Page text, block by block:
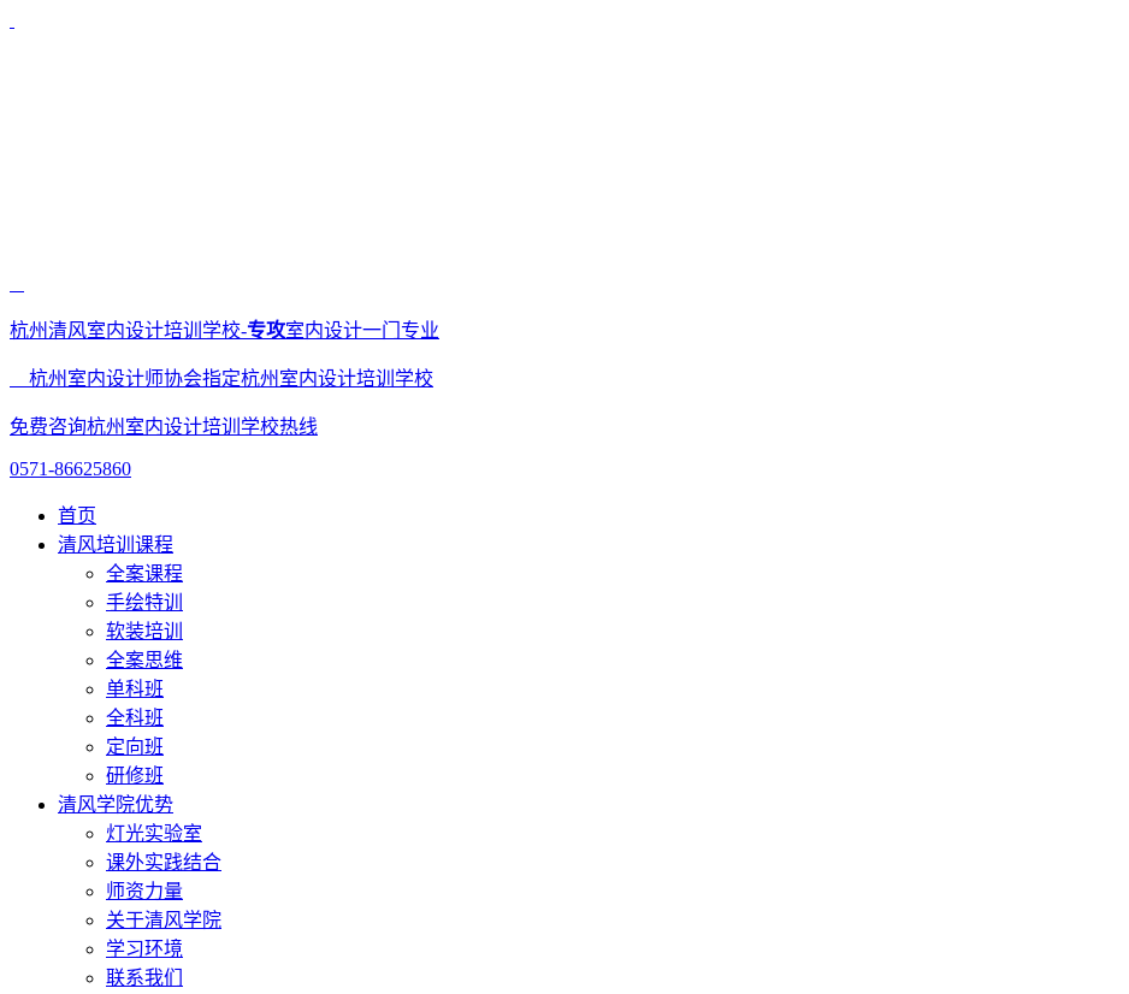
杭州清风室内设计培训学校-专攻室内设计一门专业
杭州室内设计师协会指定杭州室内设计培训学校
免费咨询杭州室内设计培训学校热线
0571-86625860
首页
清风培训课程
全案课程
手绘特训
软装培训
全案思维
单科班
全科班
定向班
研修班
清风学院优势
灯光实验室
课外实践结合
师资力量
关于清风学院
学习环境
联系我们